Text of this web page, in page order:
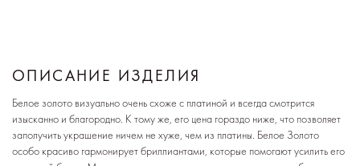
ОПИСАНИЕ ИЗДЕЛИЯ
Белое золото визуально очень схоже с платиной и всегда смотрится
изысканно и благородно. К тому же, его цена гораздо ниже, что позволяет
заполучить украшение ничем не хуже, чем из платины. Белое Золото
особо красиво гармонирует бриллиантами, которые помогают усилить его